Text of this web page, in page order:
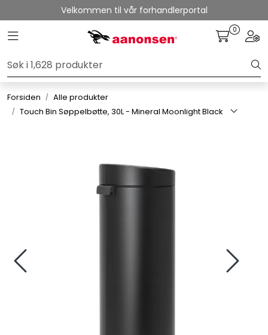
Skip to main contentVelkommen til vår forhandlerportal
Toggle navigation 0
Forsiden
Alle produkter
Touch Bin Søppelbøtte, 30L - Mineral Moonlight Black
Varemerker
Om oss